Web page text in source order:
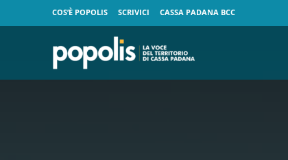
COS’È POPOLIS SCRIVICI CASSA PADANA BCC